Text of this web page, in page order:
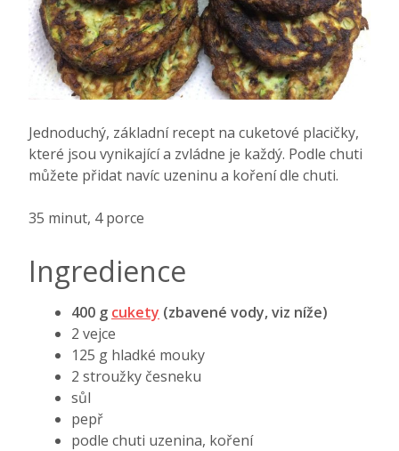
Jednoduchý, základní recept na cuketové placičky,
které jsou vynikající a zvládne je každý. Podle chuti
můžete přidat navíc uzeninu a koření dle chuti.
35 minut, 4 porce
Ingredience
400 g cukety (zbavené vody, viz níže)
2 vejce
125 g hladké mouky
2 stroužky česneku
sůl
pepř
podle chuti uzenina, koření